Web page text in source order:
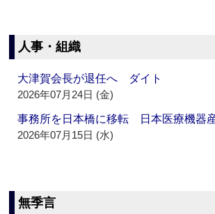
人事・組織
大津賀会長が退任へ ダイト
2026年07月24日 (金)
事務所を日本橋に移転 日本医療機器
2026年07月15日 (水)
無季言